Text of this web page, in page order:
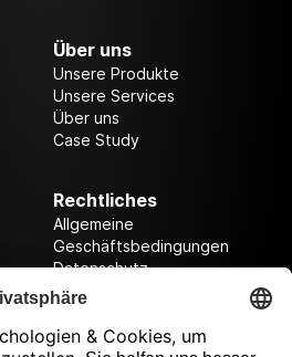
Über uns
Unsere Produkte
Unsere Services
Über uns
Case Study
Rechtliches
Allgemeine
Geschäftsbedingungen
Datenschutz
Datenschutzeinstellungen